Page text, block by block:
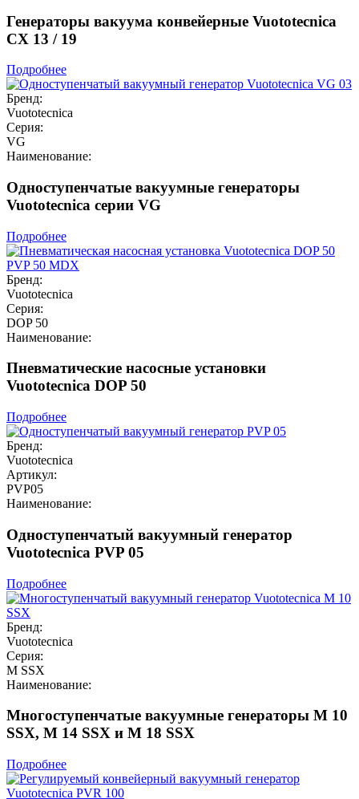
Генераторы вакуума конвейерные Vuototecnica
CX 13 / 19
Подробнее
Бренд:
Vuototecnica
Серия:
VG
Наименование:
Одноступенчатые вакуумные генераторы
Vuototecnica серии VG
Подробнее
Бренд:
Vuototecnica
Серия:
DOP 50
Наименование:
Пневматические насосные установки
Vuototecnica DOP 50
Подробнее
Бренд:
Vuototecnica
Артикул:
PVP05
Наименование:
Одноступенчатый вакуумный генератор
Vuototecnica PVP 05
Подробнее
Бренд:
Vuototecnica
Серия:
M SSX
Наименование:
Многоступенчатые вакуумные генераторы M 10
SSX, M 14 SSX и M 18 SSX
Подробнее